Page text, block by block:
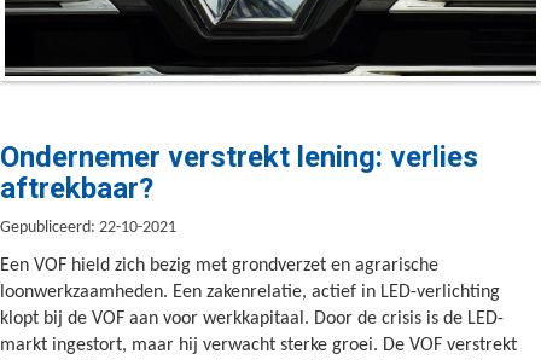
Ondernemer verstrekt lening: verlies
aftrekbaar?
Gepubliceerd: 22-10-2021
Een VOF hield zich bezig met grondverzet en agrarische
loonwerkzaamheden. Een zakenrelatie, actief in LED-verlichting
klopt bij de VOF aan voor werkkapitaal. Door de crisis is de LED-
markt ingestort, maar hij verwacht sterke groei. De VOF verstrekt